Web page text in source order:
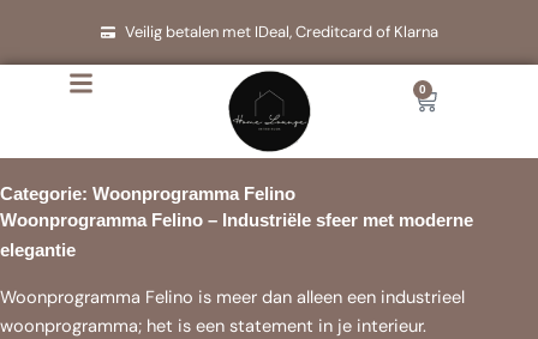
de
Veilig betalen met IDeal, Creditcard of Klarna
0
Cart
Categorie: Woonprogramma Felino
Woonprogramma Felino – Industriële sfeer met moderne
elegantie
Woonprogramma Felino is meer dan alleen een industrieel
woonprogramma; het is een statement in je interieur.